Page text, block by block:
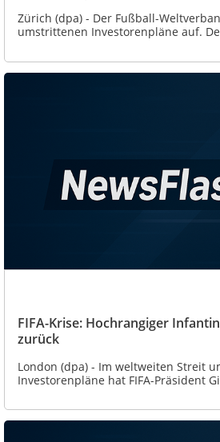
Zürich (dpa) - Der Fußball-
umstrittenen Investorenpläne auf.
FIFA-Krise: Hochrangiger
zurück
London (dpa) - Im weltweiten Streit
Investorenpläne hat FIFA-Präsident